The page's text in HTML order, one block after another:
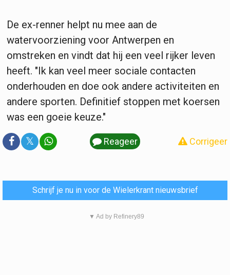
De ex-renner helpt nu mee aan de
watervoorziening voor Antwerpen en
omstreken en vindt dat hij een veel rijker leven
heeft. "Ik kan veel meer sociale contacten
onderhouden en doe ook andere activiteiten en
andere sporten. Definitief stoppen met koersen
was een goeie keuze."
𝕏 Reageer Corrigeer
Schrijf je nu in voor de Wielerkrant nieuwsbrief
▼ Ad by Refinery89